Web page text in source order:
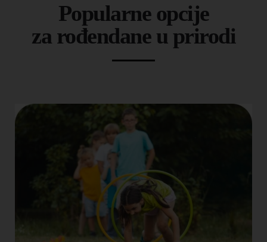
Popularne opcije
za rođendane u prirodi